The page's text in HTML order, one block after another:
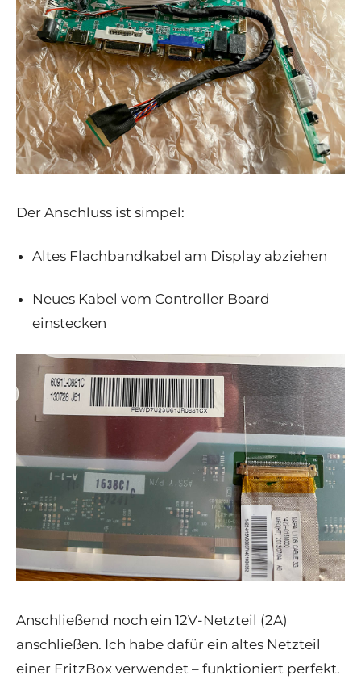
Der Anschluss ist simpel:
Altes Flachbandkabel am Display abziehen
Neues Kabel vom Controller Board
einstecken
Anschließend noch ein 12V-Netzteil (2A)
anschließen. Ich habe dafür ein altes Netzteil
einer FritzBox verwendet – funktioniert perfekt.